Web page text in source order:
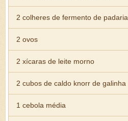
2 colheres de fermento de padaria
2 ovos
2 xícaras de leite morno
2 cubos de caldo knorr de galinha
1 cebola média